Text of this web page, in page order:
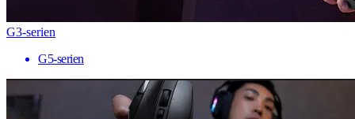
G3-serien
G5-serien